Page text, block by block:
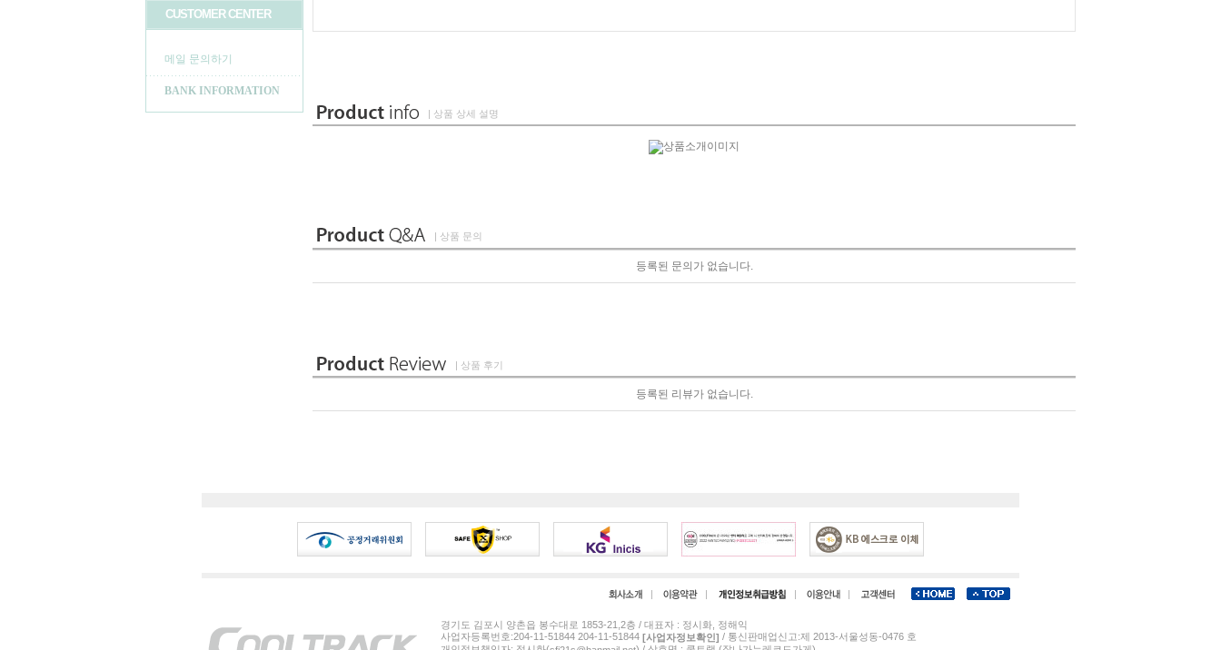
CUSTOMER CENTER
메일 문의하기
BANK INFORMATION
| 상품 상세 설명
| 상품 문의
등록된 문의가 없습니다.
| 상품 후기
등록된 리뷰가 없습니다.
경기도 김포시 양촌읍 봉수대로 1853-21,2층 / 대표자 : 정시화, 정해익
사업자등록번호:204-11-51844 204-11-51844 [사업자정보확인] / 통신판매업신고:제 2013-서울성동-0476 호